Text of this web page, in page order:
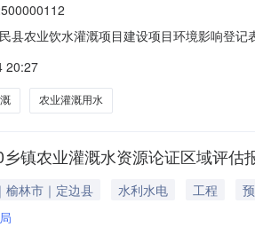
县农业饮水灌溉项目建设项目环境影响登
质新建备案依据该项目属于《建设项目环境
20:27
农业灌溉用水
镇农业灌溉水资源论证区域评估
榆林市｜定边县 水利水电 工程